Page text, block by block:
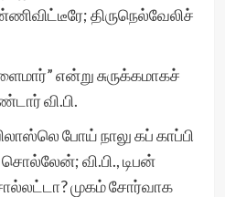
திருநெல்வேலிச்
என்று சுருக்கமாகச்
வி.பி.
போய் நாலு கப் காப்பி
வி.பி., டிபன்
முகம் சோர்வாக